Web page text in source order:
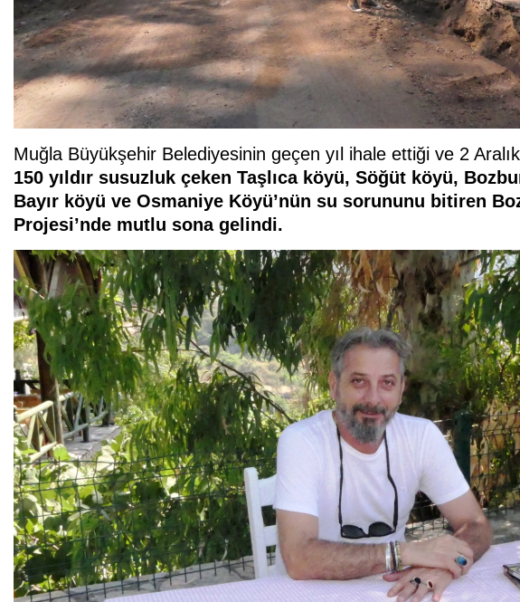
Muğla Büyükşehir Belediyesinin geçen yıl ihale ettiği ve 2
150 yıldır susuzluk çeken Taşlıca köyü, Söğüt köyü,
Bayır köyü ve Osmaniye Köyü’nün su sorununu bitiren
Projesi’nde mutlu sona gelindi.